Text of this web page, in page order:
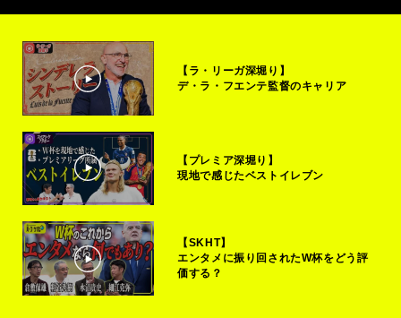
【ラ・リーガ深堀り】
デ・ラ・フエンテ監督のキャリア
【プレミア深堀り】
現地で感じたベストイレブン
【SKHT】
エンタメに振り回されたW杯をどう評
価する？